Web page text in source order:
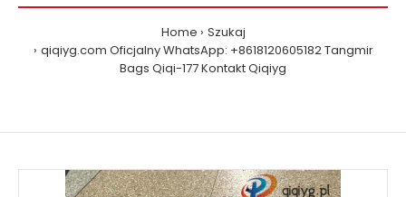
Home
Szukaj
qiqiyg.com Oficjalny WhatsApp: +8618120605182 Tangmir
Bags Qiqi-177 Kontakt Qiqiyg